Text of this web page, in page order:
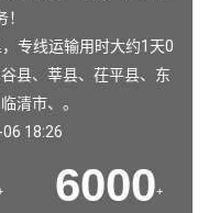
专线运输用时大约1天0
县、 莘县、 茌平县、 东
临清市、。
18:26
6000+